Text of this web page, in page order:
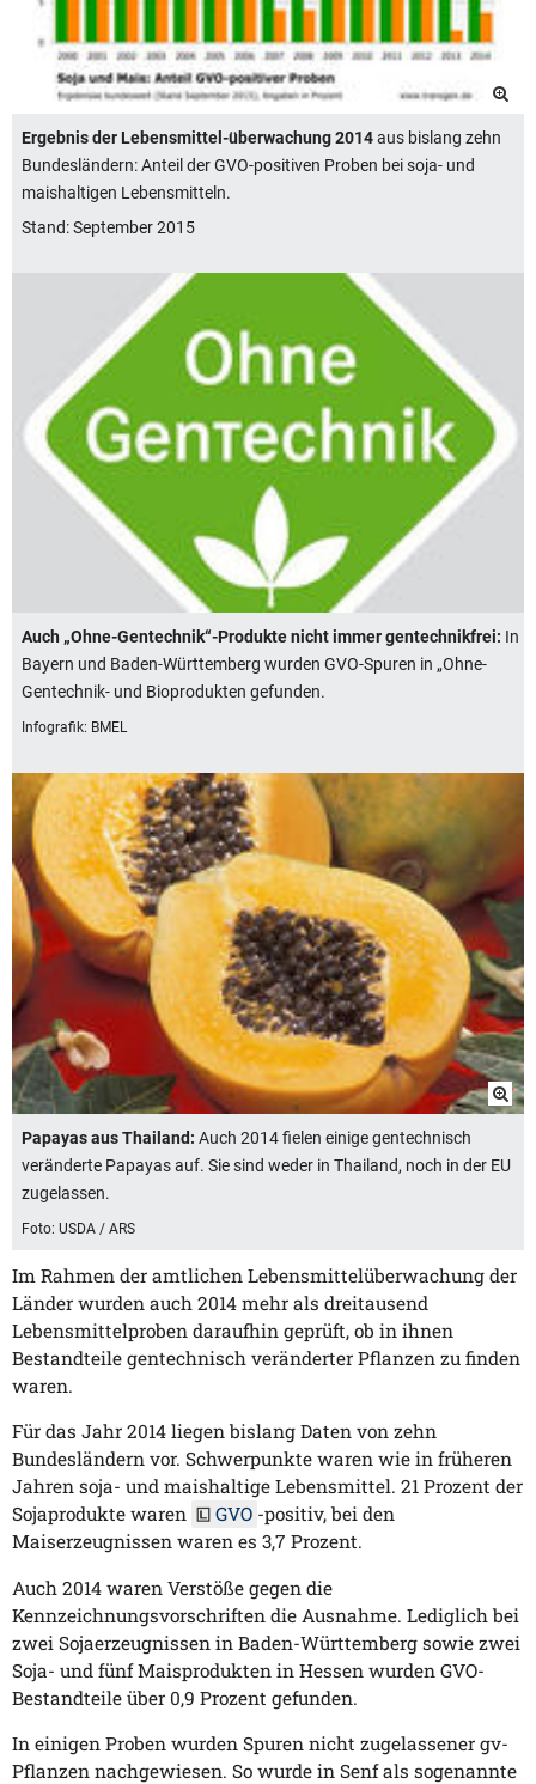
Ergebnis der Lebensmittel-überwachung 2014aus bislang zehn
Bundesländern: Anteil der GVO-positiven Proben bei soja- und
maishaltigen Lebensmitteln.
Stand: September 2015
Auch „Ohne-Gentechnik“-Produkte nicht immer gentechnikfrei: In
Bayern und Baden-Württemberg wurden GVO-Spuren in „Ohne-
Gentechnik- und Bioprodukten gefunden.
Infografik: BMEL
Papayas aus Thailand: Auch 2014 fielen einige gentechnisch
veränderte Papayas auf. Sie sind weder in Thailand, noch in der EU
zugelassen.
Foto: USDA / ARS
Im Rahmen der amtlichen Lebensmittelüberwachung der
Länder wurden auch 2014 mehr als dreitausend
Lebensmittelproben daraufhin geprüft, ob in ihnen
Bestandteile gentechnisch veränderter Pflanzen zu finden
waren.
Für das Jahr 2014 liegen bislang Daten von zehn
Bundesländern vor. Schwerpunkte waren wie in früheren
Jahren soja- und maishaltige Lebensmittel. 21 Prozent der
Sojaprodukte waren
GVO -positiv, bei den
Maiserzeugnissen waren es 3,7 Prozent.
Auch 2014 waren Verstöße gegen die
Kennzeichnungsvorschriften die Ausnahme. Lediglich bei
zwei Sojaerzeugnissen in Baden-Württemberg sowie zwei
Soja- und fünf Maisprodukten in Hessen wurden GVO-
Bestandteile über 0,9 Prozent gefunden.
In einigen Proben wurden Spuren nicht zugelassener gv-
Pflanzen nachgewiesen. So wurde in Senf als sogenannte